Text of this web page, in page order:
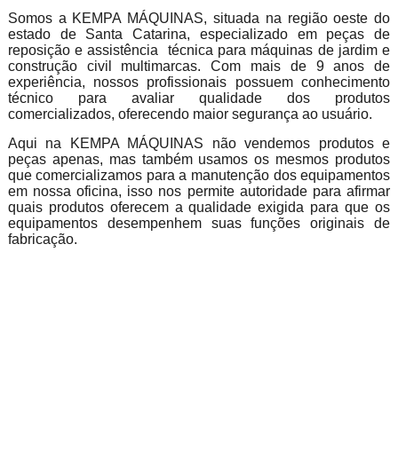
Somos a KEMPA MÁQUINAS, situada na região oeste do
estado de Santa Catarina, especializado em peças de
reposição e assistência técnica para máquinas de jardim e
construção civil multimarcas. Com mais de 9 anos de
experiência, nossos profissionais possuem conhecimento
técnico para avaliar qualidade dos produtos
comercializados, oferecendo maior segurança ao usuário.
Aqui na KEMPA MÁQUINAS não vendemos produtos e
peças apenas, mas também usamos os mesmos produtos
que comercializamos para a manutenção dos equipamentos
em nossa oficina, isso nos permite autoridade para afirmar
quais produtos oferecem a qualidade exigida para que os
equipamentos desempenhem suas funções originais de
fabricação.